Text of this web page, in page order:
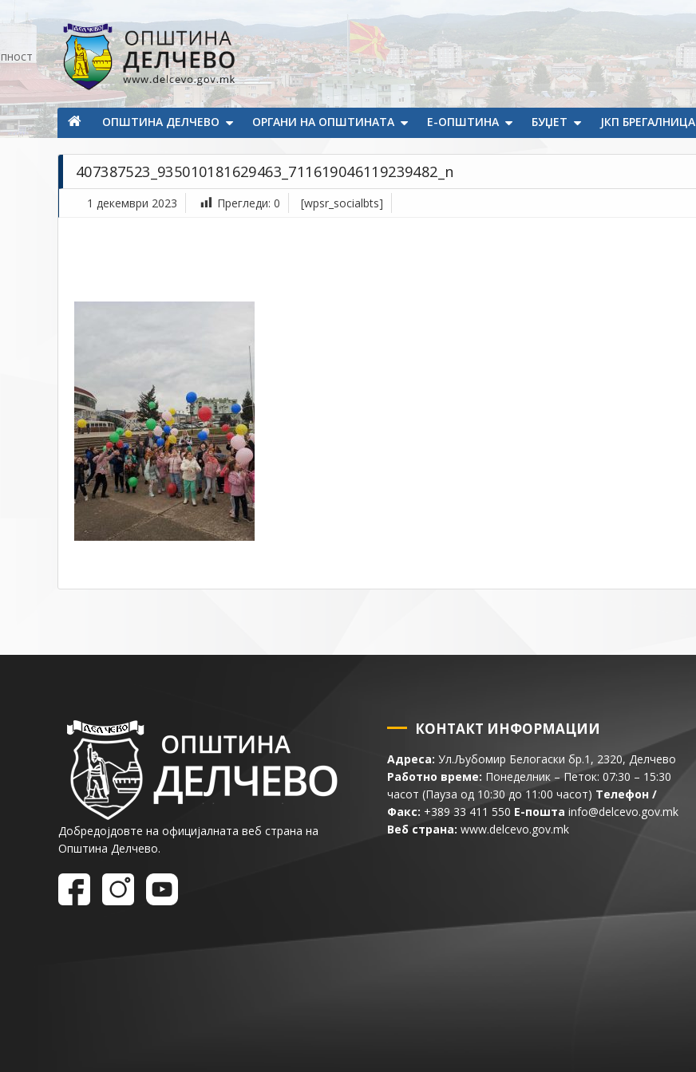
Општина Делчево
Општина Делчево
ОПШТИНА ДЕЛЧЕВО ОРГАНИ НА ОПШТИНАТА Е-ОПШТИНА БУЏЕТ ЈКП БРЕГАЛНИЦА
407387523_935010181629463_711619046119239482_n
1 декември 2023 Прегледи: 0 [wpsr_socialbts]
Добредојдовте на официјалната веб страна на
Општина Делчево.
КОНТАКТ ИНФОРМАЦИИ
Адреса: Ул.Љубомир Белогаски бр.1, 2320, Делчево
Работно време: Понеделник – Петок: 07:30 – 15:30
часот (Пауза од 10:30 до 11:00 часот) Телефон /
Факс: +389 33 411 550 Е-пошта info@delcevo.gov.mk
Веб страна: www.delcevo.gov.mk